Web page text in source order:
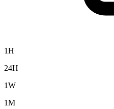
1H
24H
1W
1M